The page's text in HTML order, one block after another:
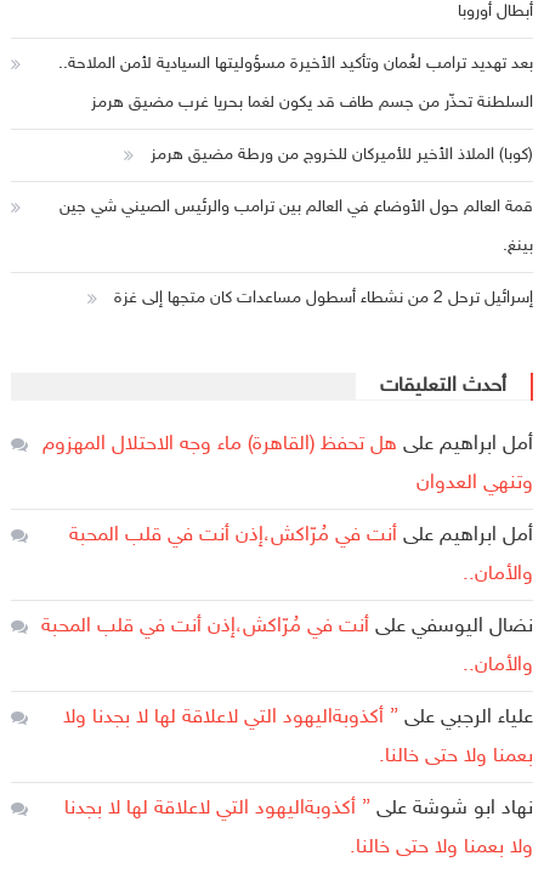
أبطال أوروبا
بعد تهديد ترامب لعُمان وتأكيد الأخيرة مسؤوليتها السيادية لأمن الملاحة..
السلطنة تحذّر من جسم طاف قد يكون لغما بحريا غرب مضيق هرمز
(كوبا) الملاذ الأخير للأميركان للخروج من ورطة مضيق هرمز
قمة العالم حول الأوضاع في العالم بين ترامب والرئيس الصيني شي جين
بينغ.
إسرائيل ترحل 2 من نشطاء أسطول مساعدات كان متجها إلى غزة
أحدث التعليقات
أمل ابراهيمعلى هل تحفظ (القاهرة) ماء وجه الاحتلال المهزوم
وتنهي العدوان
أمل ابراهيمعلى أنت في مُرّاكش،إذن أنت في قلب المحبة
والأمان..
نضال اليوسفيعلى أنت في مُرّاكش،إذن أنت في قلب المحبة
والأمان..
علياء الرجبيعلى ” أكذوبةاليهود التي لاعلاقة لها لا بجدنا ولا
بعمنا ولا حتى خالنا.
نهاد ابو شوشةعلى ” أكذوبةاليهود التي لاعلاقة لها لا بجدنا
ولا بعمنا ولا حتى خالنا.